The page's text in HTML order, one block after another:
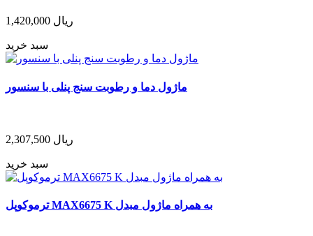
1,420,000 ریال
سبد خرید
ماژول دما و رطوبت سنج پنلی با سنسور
2,307,500 ریال
سبد خرید
ترموکوپل MAX6675 K به همراه ماژول مبدل